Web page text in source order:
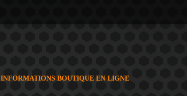
INFORMATIONS BOUTIQUE EN LIGNE